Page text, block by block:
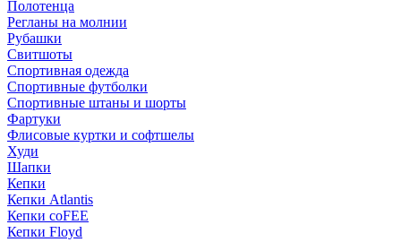
Полотенца
Регланы на молнии
Рубашки
Свитшоты
Спортивная одежда
Спортивные футболки
Спортивные штаны и шорты
Фартуки
Флисовые куртки и софтшелы
Худи
Шапки
Кепки
Кепки Atlantis
Кепки coFEE
Кепки Floyd